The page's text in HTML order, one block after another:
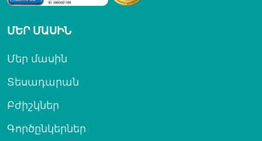
ՄԵՐ ՄԱՍԻՆ
Մեր մասին
Տեսադարան
Բժիշկներ
Գործընկերներ